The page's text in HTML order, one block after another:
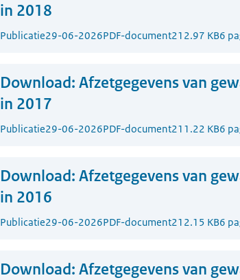
in 2018
Publicatie29-06-2026PDF-document212.97 KB6
Download: Afzetgegevens van
in 2017
Publicatie29-06-2026PDF-document211.22 KB6
Download: Afzetgegevens van
in 2016
Publicatie29-06-2026PDF-document212.15 KB6
Download: Afzetgegevens van